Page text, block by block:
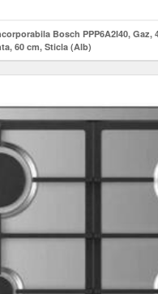
Bosch PPP6A2I40, Gaz,
60 cm, Sticla (Alb)